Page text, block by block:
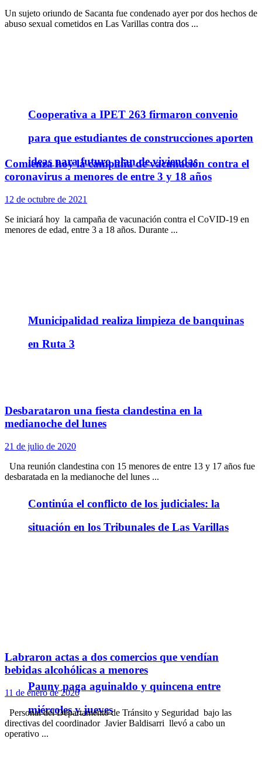
Cooperativa a IPET 263 firmaron convenio
para que estudiantes de construcciones aporten
ideas para futuro plan de viviendas
Municipalidad realiza limpieza de banquinas
en Ruta 3
Continúa el conflicto de los judiciales: la
situación en los Tribunales de Las Varillas
Pauny paga aguinaldo y quincena entre
miércoles y jueves
Un sujeto oriundo de Sacanta fue condenado ayer por dos hechos de
abuso sexual cometidos en Las Varillas contra dos ...
Comienza hoy la campaña de vacunación contra el
coronavirus a menores de entre 3 y 18 años
12 de octubre de 2021
Se iniciará hoy la campaña de vacunación contra el CoVID-19 en
menores de edad, entre 3 a 18 años. Durante ...
Desbarataron una fiesta clandestina en la
medianoche del lunes
21 de julio de 2020
Una reunión clandestina con 15 menores de entre 13 y 17 años fue
desbaratada en la medianoche del lunes ...
Labraron actas a dos comercios que vendían
bebidas alcohólicas a menores
11 de enero de 2020
Personal del Departamento de Tránsito y Seguridad bajo las
directivas del coordinador Javier Baldisarri llevó a cabo un
operativo ...